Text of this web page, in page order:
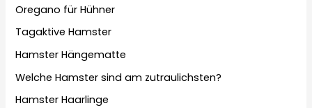
Oregano für Hühner
Tagaktive Hamster
Hamster Hängematte
Welche Hamster sind am zutraulichsten?
Hamster Haarlinge